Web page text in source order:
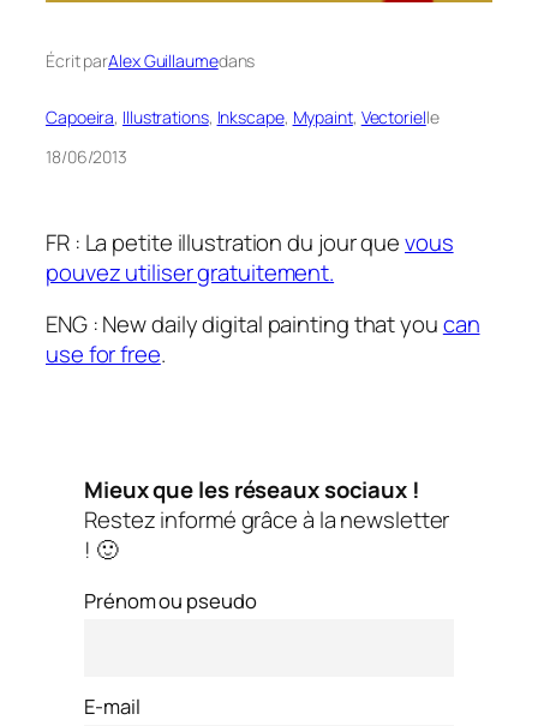
Écrit parAlex Guillaumedans
Capoeira, Illustrations, Inkscape, Mypaint, Vectorielle
18/06/2013
FR : La petite illustration du jour quevous
pouvez utiliser gratuitement.
ENG : New daily digital painting that youcan
use for free.
Mieux que les réseaux sociaux !
Restez informé grâce à la newsletter
! 🙂
Prénom ou pseudo
E-mail